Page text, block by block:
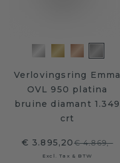
Verlovingsring Emma
OVL 950 platina
bruine diamant 1.349
crt
€ 3.895,20€ 4.869,-
Excl. Tax & BTW